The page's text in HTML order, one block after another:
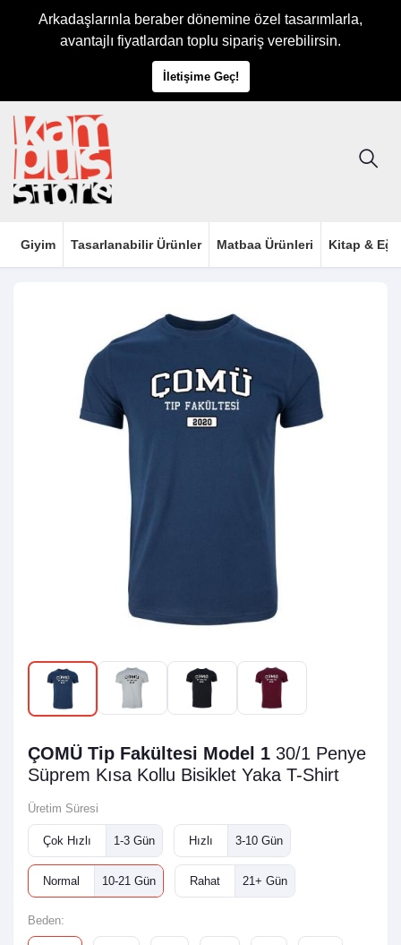
Arkadaşlarınla beraber dönemine özel tasarımlarla,
avantajlı fiyatlardan toplu sipariş verebilirsin.
İletişime Geç!
Giyim Tasarlanabilir Ürünler Matbaa Ürünleri Kitap &
ÇOMÜ Tip Fakültesi Model 1 30/1 Penye
Süprem Kısa Kollu Bisiklet Yaka T-Shirt
Üretim Süresi
Çok Hızlı 1-3 Gün Hızlı 3-10 Gün
Normal 10-21 Gün Rahat 21+ Gün
Beden: